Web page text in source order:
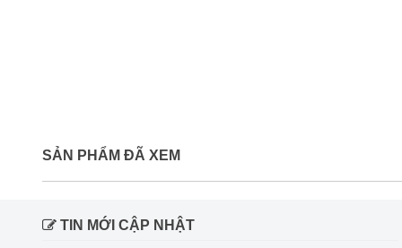
SẢN PHẨM ĐÃ XEM
TIN MỚI CẬP NHẬT